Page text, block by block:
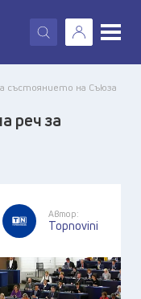
X
състоянието на Съюза
реч за
Автор:
Topnovini